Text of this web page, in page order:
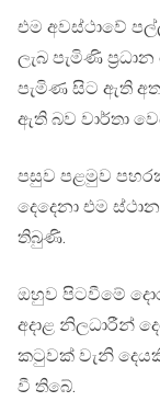
එම අවස්ථාවේ
ලැබ පැමිණි
පැමිණ සිට ඇති
ඇති බව වාර්තා
පසුව පළමුව
දෙදෙනා එම
තිබුණි.
ඔහුව පිටවීමේ
අදාළ නිලධාරීන්
කටුවක් වැනි
වී තිබේ.